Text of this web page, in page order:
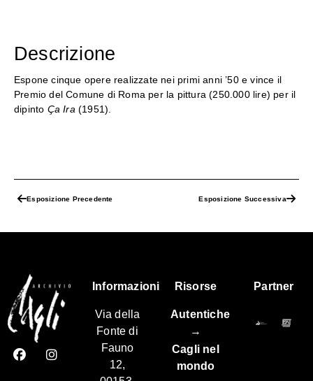
Descrizione
Espone cinque opere realizzate nei primi anni ’50 e vince il
Premio del Comune di Roma per la pittura (250.000 lire) per il
dipinto Ça Ira (1951).
Esposizione Precedente Esposizione Successiva
Informazioni
Via della
Fonte di
Fauno
12,
Risorse
Autentiche
→
Cagli nel
mondo
Partner